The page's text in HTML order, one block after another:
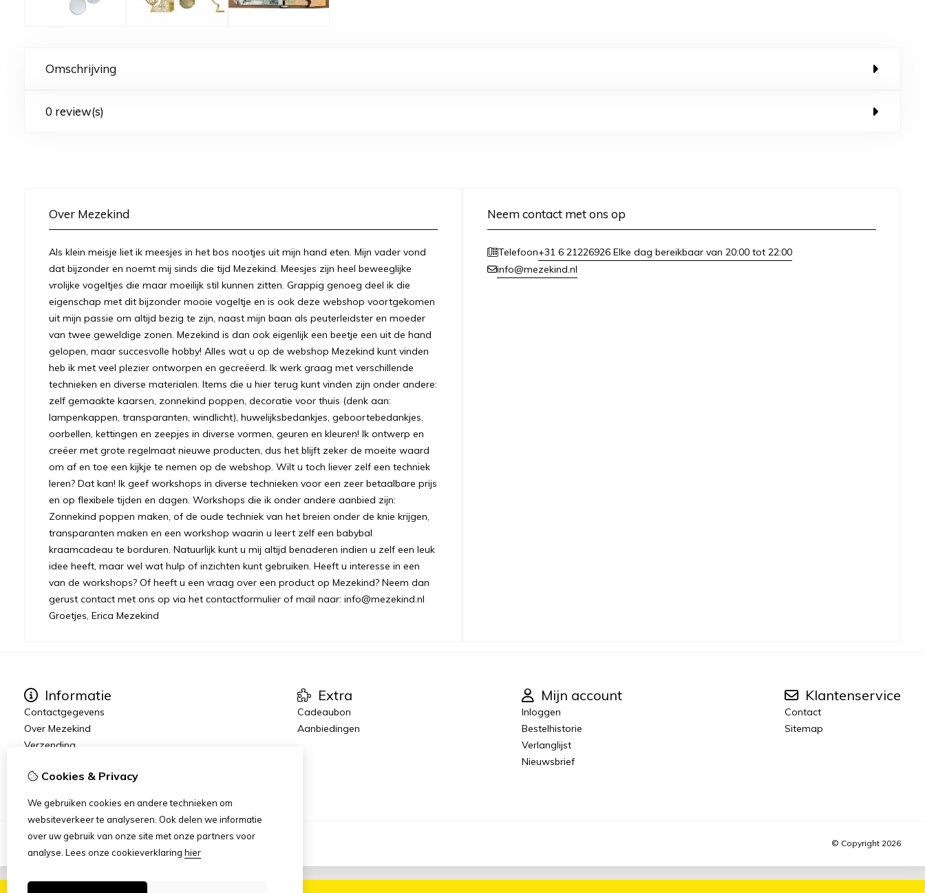
Omschrijving
0 review(s)
Over Mezekind
Als klein meisje liet ik meesjes in het bos nootjes uit mijn hand eten. Mijn vader vond
dat bijzonder en noemt mij sinds die tijd Mezekind. Meesjes zijn heel beweeglijke
vrolijke vogeltjes die maar moeilijk stil kunnen zitten. Grappig genoeg deel ik die
eigenschap met dit bijzonder mooie vogeltje en is ook deze webshop voortgekomen
uit mijn passie om altijd bezig te zijn, naast mijn baan als peuterleidster en moeder
van twee geweldige zonen. Mezekind is dan ook eigenlijk een beetje een uit de hand
gelopen, maar succesvolle hobby! Alles wat u op de webshop Mezekind kunt vinden
heb ik met veel plezier ontworpen en gecreëerd. Ik werk graag met verschillende
technieken en diverse materialen. Items die u hier terug kunt vinden zijn onder andere:
zelf gemaakte kaarsen, zonnekind poppen, decoratie voor thuis (denk aan:
lampenkappen, transparanten, windlicht), huwelijksbedankjes, geboortebedankjes,
oorbellen, kettingen en zeepjes in diverse vormen, geuren en kleuren! Ik ontwerp en
creëer met grote regelmaat nieuwe producten, dus het blijft zeker de moeite waard
om af en toe een kijkje te nemen op de webshop. Wilt u toch liever zelf een techniek
leren? Dat kan! Ik geef workshops in diverse technieken voor een zeer betaalbare prijs
en op flexibele tijden en dagen. Workshops die ik onder andere aanbied zijn:
Zonnekind poppen maken, of de oude techniek van het breien onder de knie krijgen,
transparanten maken en een workshop waarin u leert zelf een babybal
kraamcadeau te borduren. Natuurlijk kunt u mij altijd benaderen indien u zelf een leuk
idee heeft, maar wel wat hulp of inzichten kunt gebruiken. Heeft u interesse in een
van de workshops? Of heeft u een vraag over een product op Mezekind? Neem dan
gerust contact met ons op via het contactformulier of mail naar: info@mezekind.nl
Groetjes, Erica Mezekind
Neem contact met ons op
Telefoon+31 6 21226926 Elke dag bereikbaar van 20:00 tot 22:00
info@mezekind.nl
Informatie
Contactgegevens
Over Mezekind
Verzending
Privacybeleid
Extra
Cadeaubon
Aanbiedingen
Mijn account
Inloggen
Bestelhistorie
Verlanglijst
Nieuwsbrief
Klantenservice
Contact
Sitemap
© Copyright 2026
Cookies & Privacy
We gebruiken cookies en andere technieken om
websiteverkeer te analyseren. Ook delen we informatie
over uw gebruik van onze site met onze partners voor
analyse. Lees onze cookieverklaring hier